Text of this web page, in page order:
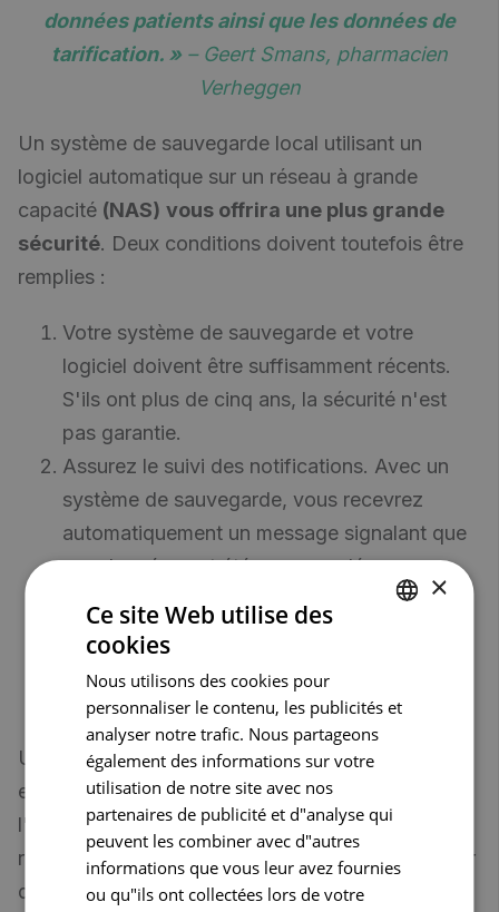
données patients ainsi que les données de
tarification. » – Geert Smans, pharmacien
Verheggen
Un système de sauvegarde local utilisant un
logiciel automatique sur un réseau à grande
capacité (NAS) vous offrira une plus grande
sécurité. Deux conditions doivent toutefois être
remplies :
Votre système de sauvegarde et votre
logiciel doivent être suffisamment récents.
S'ils ont plus de cinq ans, la sécurité n'est
pas garantie.
Assurez le suivi des notifications. Avec un
système de sauvegarde, vous recevrez
automatiquement un message signalant que
vos données ont été sauvegardées avec
succès. Si un message est manquant ou si
vous recevez un message d'erreur,
d'assistance de votre fournisseur.
Une sauvegarde locale reste toujours nécessaire
et permet de s'assurer que sur la base de
l'"Image" complète, une pharmacie est très
rapidement opérationnelle, même avec un serveur
différent. En plus d'une sauvegarde locale, nous
×
Ce site Web utilise des
cookies
Nous utilisons des cookies pour
personnaliser le contenu, les publicités et
analyser notre trafic. Nous partageons
également des informations sur votre
utilisation de notre site avec nos
partenaires de publicité et d"analyse qui
peuvent les combiner avec d"autres
informations que vous leur avez fournies
ou qu"ils ont collectées lors de votre